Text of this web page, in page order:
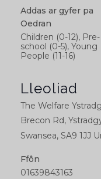
Addas ar gyfer pa
Oedran
Children (0-12), Pre-
school (0-5), Young
People (11-16)
Lleoliad
The Welfare
Brecon Rd,
Swansea, SA9 1JJ
Ffôn
01639843163